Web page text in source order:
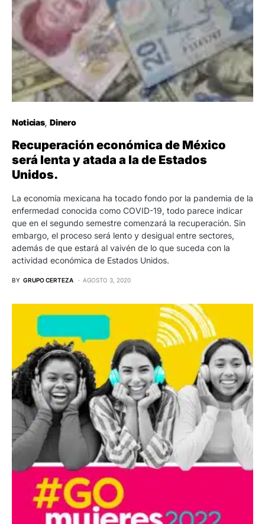
Noticias Dinero
Recuperación económica de México
será lenta y atada a la de Estados
Unidos.
La economía mexicana ha tocado fondo por la pandemia de la
enfermedad conocida como COVID-19, todo parece indicar
que en el segundo semestre comenzará la recuperación. Sin
embargo, el proceso será lento y desigual entre sectores,
además de que estará al vaivén de lo que suceda con la
actividad económica de Estados Unidos.
BY GRUPO CERTEZA AGOSTO 3, 2020